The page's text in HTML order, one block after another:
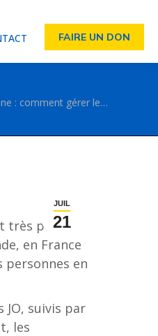
FAIRE UN DON
: comment gérer le…
JUIL
21
très positif
en France
personnes en
suivis par
les